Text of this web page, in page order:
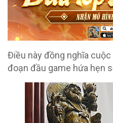
Điều này đồng nghĩa
đoạn đầu game hứa hẹn